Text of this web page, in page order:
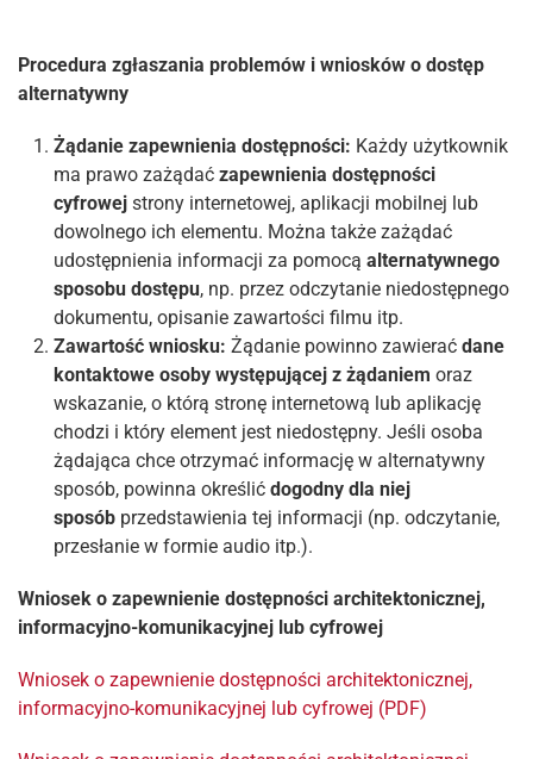
Procedura zgłaszania problemów i wniosków o dostęp
alternatywny
Żądanie zapewnienia dostępności: Każdy użytkownik
ma prawo zażądać zapewnienia dostępności
cyfrowej strony internetowej, aplikacji mobilnej lub
dowolnego ich elementu. Można także zażądać
udostępnienia informacji za pomocą alternatywnego
sposobu dostępu, np. przez odczytanie niedostępnego
dokumentu, opisanie zawartości filmu itp.
Zawartość wniosku: Żądanie powinno zawierać dane
kontaktowe osoby występującej z żądaniem oraz
wskazanie, o którą stronę internetową lub aplikację
chodzi i który element jest niedostępny. Jeśli osoba
żądająca chce otrzymać informację w alternatywny
sposób, powinna określić dogodny dla niej
sposób przedstawienia tej informacji (np. odczytanie,
przesłanie w formie audio itp.).
Wniosek o zapewnienie dostępności architektonicznej,
informacyjno-komunikacyjnej lub cyfrowej
Wniosek o zapewnienie dostępności architektonicznej,
informacyjno-komunikacyjnej lub cyfrowej (PDF)